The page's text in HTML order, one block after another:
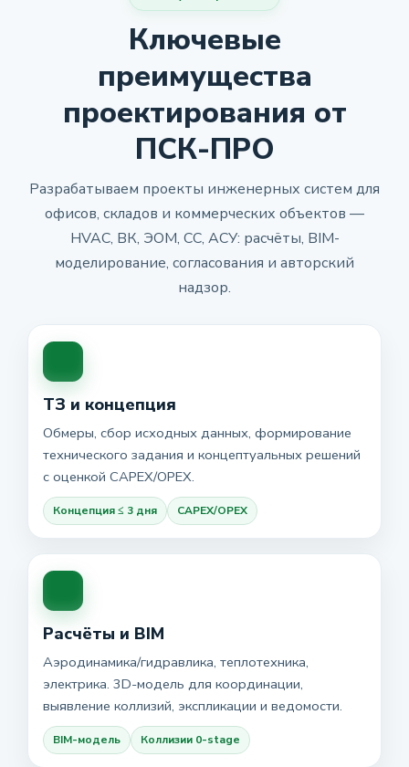
Ключевые
преимущества
проектирования от
ПСК-ПРО
Разрабатываем проекты инженерных систем для
офисов, складов и коммерческих объектов —
HVAC, ВК, ЭОМ, СС, АСУ: расчёты, BIM-
моделирование, согласования и авторский
надзор.
ТЗ и концепция
Обмеры, сбор исходных данных, формирование
технического задания и концептуальных решений
с оценкой CAPEX/OPEX.
Концепция ≤ 3 дня CAPEX/OPEX
Расчёты и BIM
Аэродинамика/гидравлика, теплотехника,
электрика. 3D-модель для координации,
выявление коллизий, экспликации и ведомости.
BIM-модель Коллизии 0-stage